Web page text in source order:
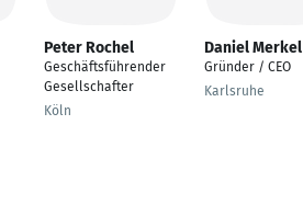
Peter Rochel
Geschäftsführender
Gesellschafter
Köln
Daniel Merkel
Gründer / CEO
Karlsruhe